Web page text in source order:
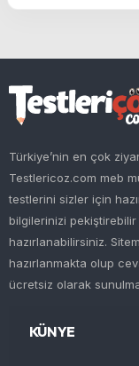
Türkiye’nin en çok
Testlericoz.com meb
testlerini sizler için
bilgilerinizi pekiştirebilir
hazırlanabilirsiniz.
hazırlanmakta olup
ücretsiz olarak
KÜNYE